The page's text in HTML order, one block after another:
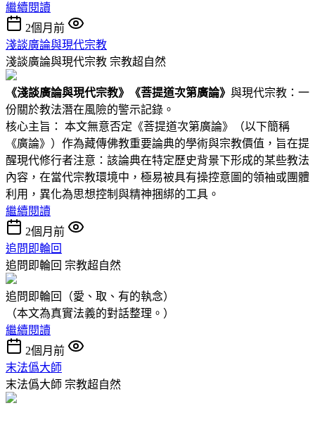
繼續閱讀
2個月前
淺談廣論與現代宗教
淺談廣論與現代宗教 宗教超自然
《淺談廣論與現代宗教》 《菩提道次第廣論》 與現代宗教：一
份關於教法潛在風險的警示記錄。
核心主旨： 本文無意否定《菩提道次第廣論》（以下簡稱
《廣論》）作為藏傳佛教重要論典的學術與宗教價值，旨在提
醒現代修行者注意：該論典在特定歷史背景下形成的某些教法
內容，在當代宗教環境中，極易被具有操控意圖的領袖或團體
利用，異化為思想控制與精神捆綁的工具。
繼續閱讀
2個月前
追問即輪回
追問即輪回 宗教超自然
追問即輪回（愛、取、有的執念）
（本文為真實法義的對話整理。）
繼續閱讀
2個月前
末法僞大師
末法僞大師 宗教超自然